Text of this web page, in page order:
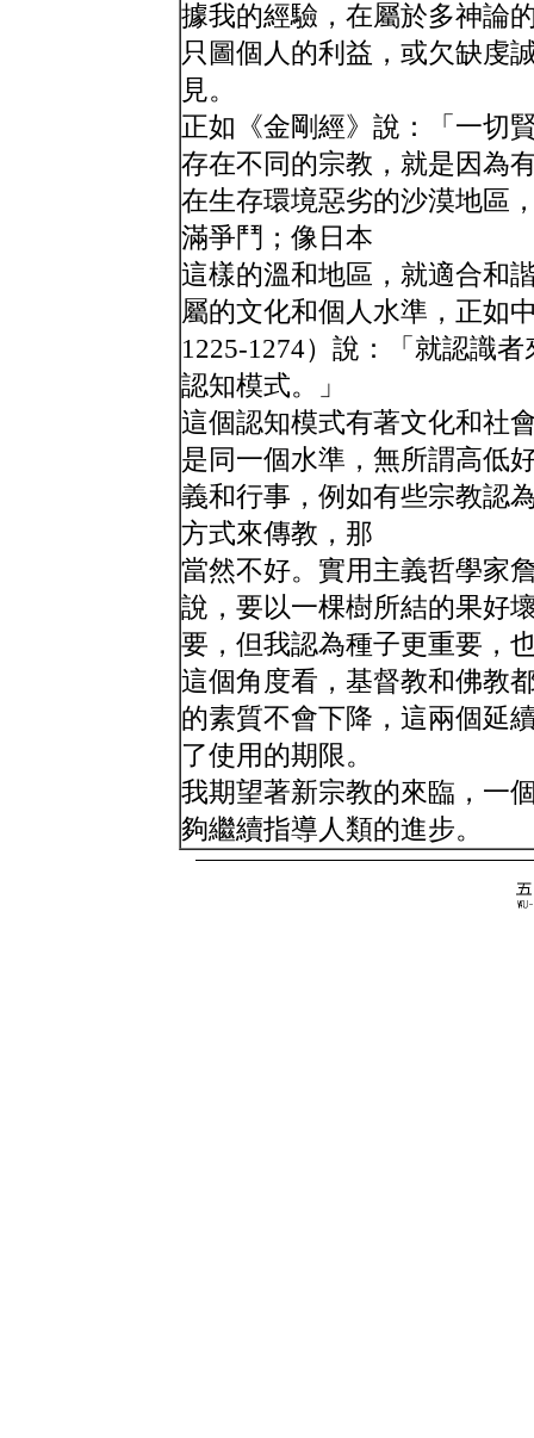
據我的經驗，在屬於多神論
只圖個人的利益，或欠缺虔
見。
正如《金剛經》說：「一切
存在不同的宗教，就是因為
在生存環境惡劣的沙漠地區
滿爭鬥；像日本
這樣的溫和地區，就適合和
屬的文化和個人水準，正如
1225-1274）說：「就認識
認知模式。」
這個認知模式有著文化和社
是同一個水準，無所謂高低
義和行事，例如有些宗教認
方式來傳教，那
當然不好。實用主義哲學家
說，要以一棵樹所結的果好
要，但我認為種子更重要，
這個角度看，基督教和佛教
的素質不會下降，這兩個延
了使用的期限。
我期望著新宗教的來臨，一
夠繼續指導人類的進步。